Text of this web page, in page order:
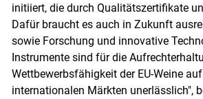
initiiert, die durch Qualitätszertifikate
Dafür braucht es auch in Zukunft
sowie Forschung und innovative
Instrumente sind für die
Wettbewerbsfähigkeit der EU-Weine
internationalen Märkten unerlässlich",